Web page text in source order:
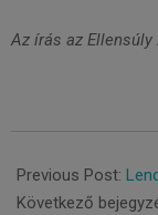
Az írás az
04-
27
Previous Post:
Következő